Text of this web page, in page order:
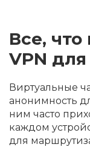
Все,
VPN
Виртуальные
анонимность
ним часто
каждом
для